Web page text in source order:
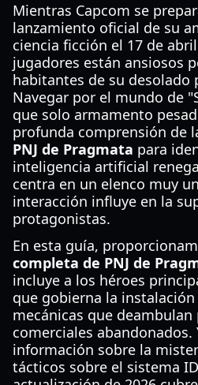
Mientras Capcom se
lanzamiento oficial de su
ciencia ficción el 17 de
jugadores están ansiosos
habitantes de su desolado
Navegar por el mundo de
que solo armamento
profunda comprensión de
PNJ de Pragmata para
inteligencia artificial
centra en un elenco muy
interacción influye en la
protagonistas.
En esta guía,
completa de PNJ de
incluye a los héroes
que gobierna la
mecánicas que
comerciales abandonados.
información sobre la
tácticos sobre el sistema